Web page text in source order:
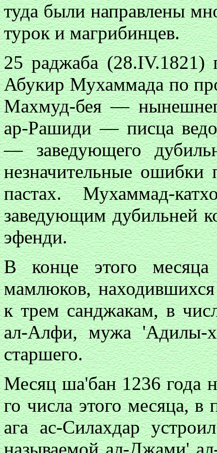
туда были направлены
турок и магрибинцев.
25 раджаба (28.IV.1821)
Абукир Мухаммада по
Махмуд-бея —
ар-Рашиди — писца
— заведующего
незначительные
пастах. Мухаммад-
заведующим дубильней
эфенди.
В конце этого месяца
мамлюков,
к трем санджакам, в
ал-Алфи, мужа 'Адилы-
старшего.
Месяц ша'бан 1236 года
го числа этого месяца,
ага ас-Силахдар